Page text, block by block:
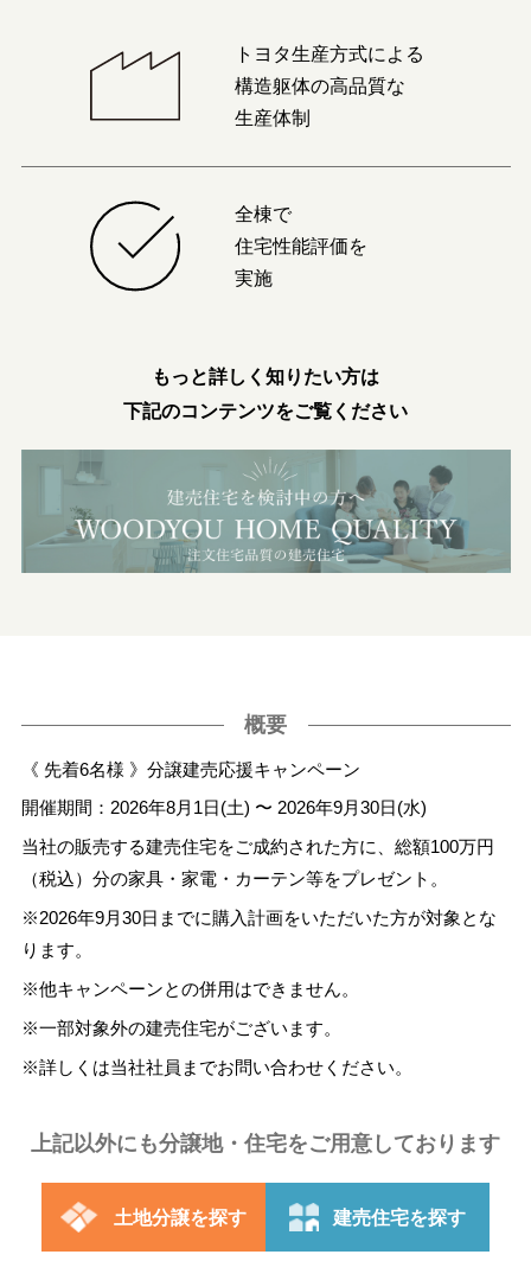
トヨタ生産方式による
構造躯体の高品質な
生産体制
全棟で
住宅性能評価を
実施
もっと詳しく知りたい方は
下記のコンテンツをご覧ください
概要
《 先着6名様 》分譲建売応援キャンペーン
開催期間：2026年8月1日(土) 〜 2026年9月30日(水)
当社の販売する建売住宅をご成約された方に、総額100万円
（税込）分の家具・家電・カーテン等をプレゼント。
※2026年9月30日までに購入計画をいただいた方が対象とな
ります。
※他キャンペーンとの併用はできません。
※一部対象外の建売住宅がございます。
※詳しくは当社社員までお問い合わせください。
上記以外にも分譲地・住宅をご用意しております
土地分譲を探す 建売住宅を探す